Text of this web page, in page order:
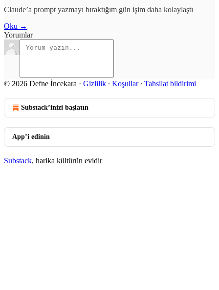
Claude’a prompt yazmayı bıraktığım gün işim daha kolaylaştı
Oku →
Yorumlar
© 2026 Defne İncekara · Gizlilik ∙ Koşullar∙ Tahsilat bildirimi
Substack’inizi başlatın
App’i edinin
Substack, harika kültürün evidir